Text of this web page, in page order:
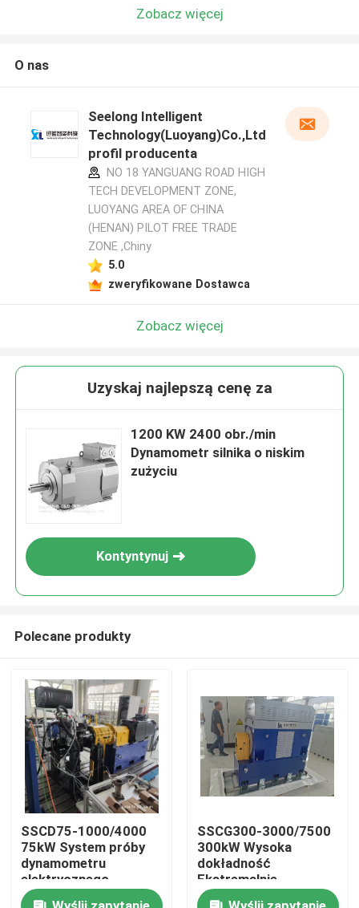
Do domu
Produkty
O nas
Zobacz więcej
O nas
Seelong Intelligent
Technology(Luoyang)Co.,Ltd
profil producenta
NO 18 YANGUANG ROAD HIGH
TECH DEVELOPMENT ZONE,
LUOYANG AREA OF CHINA
(HENAN) PILOT FREE TRADE
ZONE ,Chiny
5.0
zweryfikowane Dostawca
Zobacz więcej
Uzyskaj najlepszą cenę za
1200 KW 2400 obr./min
Dynamometr silnika o niskim
zużyciu
Kontyntynuj
Polecane produkty
SSCD75-1000/4000
75kW System próby
dynamometru
elektrycznego
SSCG300-3000/7500
300kW Wysoka
dokładność
Ekstremalnie
kosztowo efektywny